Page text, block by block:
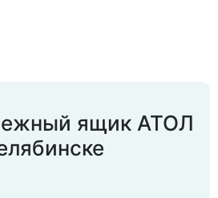
ящик АТОЛ